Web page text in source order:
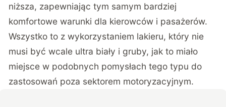
niższa, zapewniając tym samym bardziej
komfortowe warunki dla kierowców i pasażerów.
Wszystko to z wykorzystaniem lakieru, który nie
musi być wcale ultra biały i gruby, jak to miało
miejsce w podobnych pomysłach tego typu do
zastosowań poza sektorem motoryzacyjnym.